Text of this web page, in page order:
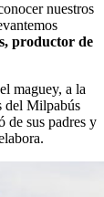
nuestros
productor de
maguey, a la
del Milpabús
de sus padres y